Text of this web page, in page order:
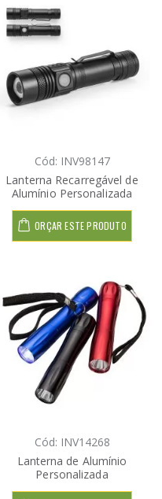
Cód: INV98147
Lanterna Recarregável de
Alumínio Personalizada
ORÇAR ESTE PRODUTO
Cód: INV14268
Lanterna de Alumínio
Personalizada